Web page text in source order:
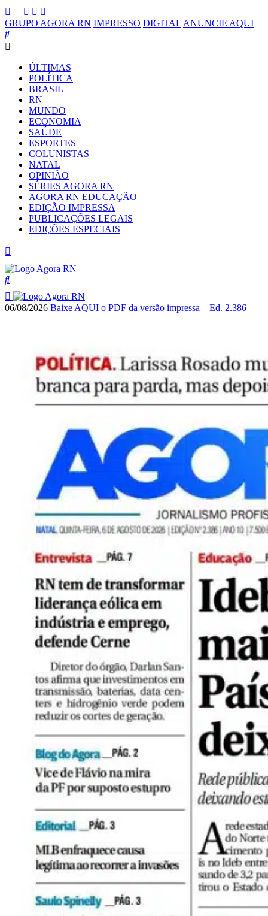
GRUPO AGORA RN IMPRESSO DIGITAL ANUNCIE AQUI
ÚLTIMAS
POLÍTICA
BRASIL
RN
MUNDO
ECONOMIA
SAÚDE
ESPORTES
COLUNISTAS
NATAL
OPINIÃO
SÉRIES AGORA RN
AGORA RN EDUCAÇÃO
EDIÇÃO IMPRESSA
PUBLICAÇÕES LEGAIS
EDIÇÕES ESPECIAIS
06/08/2026 Baixe AQUI o PDF da versão impressa – Ed. 2.386